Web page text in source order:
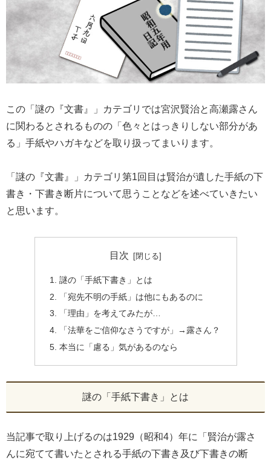
この「謎の『文書』」カテゴリでは宮沢賢治と高瀬露さん
に関わるとされるものの「色々とはっきりしない部分があ
る」手紙やハガキなどを取り扱ってまいります。
「謎の『文書』」カテゴリ第1回目は賢治が遺した手紙の下
書き・下書き断片について思うことなどを述べていきたい
と思います。
目次
謎の「手紙下書き」とは
「宛先不明の手紙」は他にもあるのに
「理由」を考えてみたが…
「法華をご信仰なさうですが」→露さん？
本当に「慮る」気があるのなら
謎の「手紙下書き」とは
当記事で取り上げるのは1929（昭和4）年に「賢治が露さ
んに宛てて書いたとされる手紙の下書き及び下書きの断